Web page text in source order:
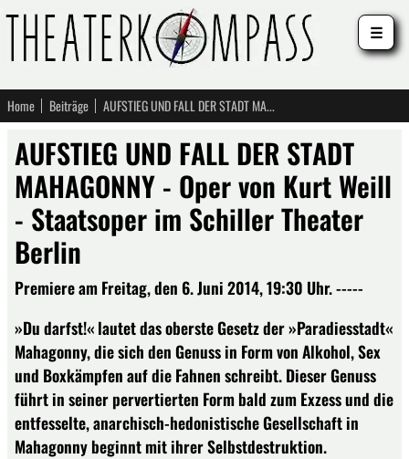
Home Beiträge AUFSTIEG UND FALL DER STADT MAHAGONNY - Oper von Kurt Weill - Staatsoper im Schiller Theater Berlin
AUFSTIEG UND FALL DER STADT
MAHAGONNY - Oper von Kurt Weill
- Staatsoper im Schiller Theater
Berlin
Premiere am Freitag, den 6. Juni 2014, 19:30 Uhr. -----
»Du darfst!« lautet das oberste Gesetz der »Paradiesstadt«
Mahagonny, die sich den Genuss in Form von Alkohol, Sex
und Boxkämpfen auf die Fahnen schreibt. Dieser Genuss
führt in seiner pervertierten Form bald zum Exzess und die
entfesselte, anarchisch-hedonistische Gesellschaft in
Mahagonny beginnt mit ihrer Selbstdestruktion.
☰